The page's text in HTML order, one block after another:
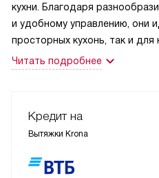
кухни. Благодаря
и удобному управлению, они
просторных кухонь, так и
Читать подробнее
Кредит на
Вытяжки Krona